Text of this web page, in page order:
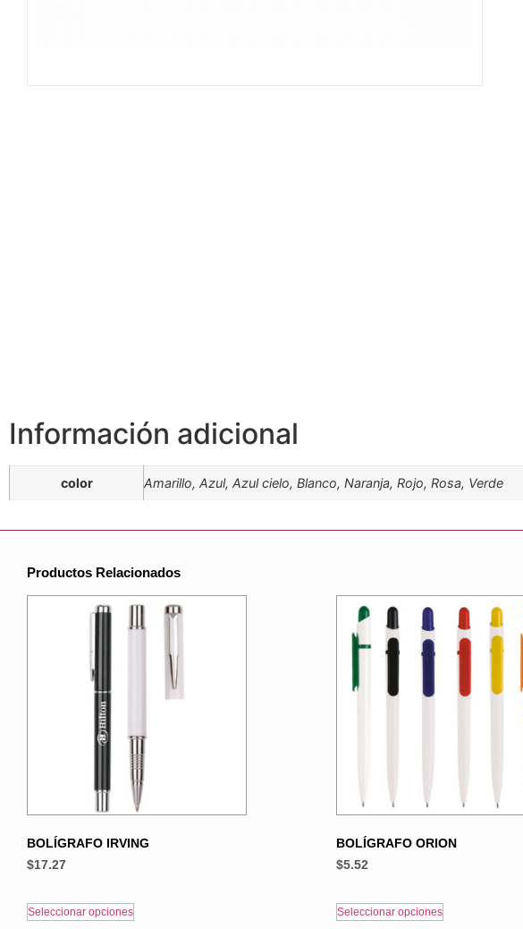
Información adicional
color Amarillo, Azul, Azul cielo, Blanco, Naranja, Rojo, Rosa, Verde
Productos Relacionados
BOLÍGRAFO IRVING
$17.27
Seleccionar opciones
BOLÍGRAFO ORION
$5.52
Seleccionar opciones